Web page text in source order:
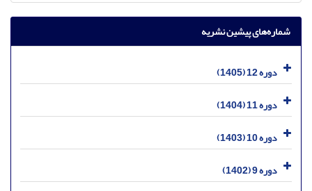
شماره‌های پیشین نشریه
دوره 12 (1405)
دوره 11 (1404)
دوره 10 (1403)
دوره 9 (1402)